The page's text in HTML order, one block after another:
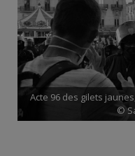
Acte 96 des gilets
©